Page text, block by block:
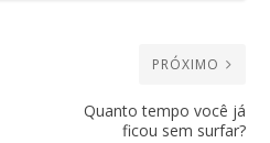
PRÓXIMO
Quanto tempo você já
ficou sem surfar?